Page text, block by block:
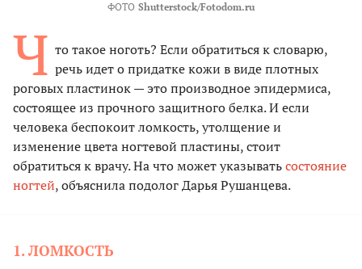
ФОТО Shutterstock/Fotodom.ru
Ч то такое ноготь? Если обратиться к словарю,
речь идет о придатке кожи в виде плотных
роговых пластинок — это производное эпидермиса,
состоящее из прочного защитного белка. И если
человека беспокоит ломкость, утолщение и
изменение цвета ногтевой пластины, стоит
обратиться к врачу. На что может указыватьсостояние
ногтей, объяснила подолог Дарья Рушанцева.
1. ЛОМКОСТЬ